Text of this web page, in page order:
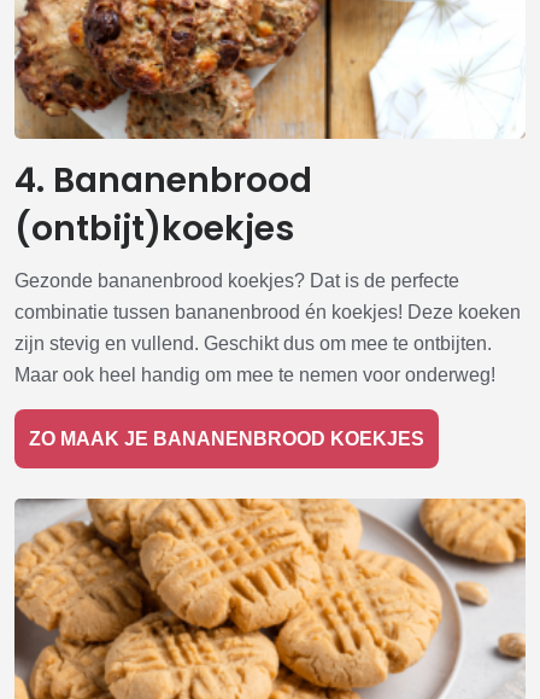
4. Bananenbrood
(ontbijt)koekjes
Gezonde bananenbrood koekjes? Dat is de perfecte
combinatie tussen bananenbrood én koekjes! Deze koeken
zijn stevig en vullend. Geschikt dus om mee te ontbijten.
Maar ook heel handig om mee te nemen voor onderweg!
ZO MAAK JE BANANENBROOD KOEKJES